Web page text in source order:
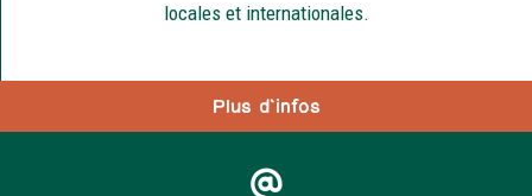
Plus d'infos
locales et internationales.